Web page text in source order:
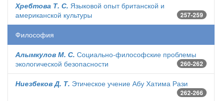
Хребтова Т. С. Языковой опыт британской и
американской культуры
257-259
Философия
Алымкулов М. С. Социально-философские проблемы
экологической безопасности
260-262
Ниезбеков Д. Т. Этическое учение Абу Хатима Рази
262-266